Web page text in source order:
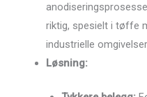
riktig, spesielt i tøffe
industrielle
Løsning: